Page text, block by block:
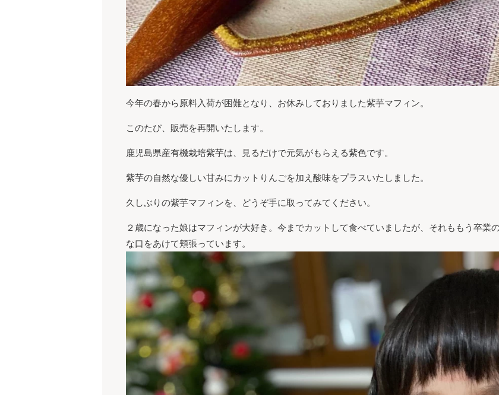
今年の春から原料入荷が困難となり、お休みしておりました紫芋マフィン。
このたび、販売を再開いたします。
鹿児島県産有機栽培紫芋は、見るだけで元気がもらえる紫色です。
紫芋の自然な優しい甘みにカットりんごを加え酸味をプラスいたしました。
久しぶりの紫芋マフィンを、どうぞ手に取ってみてください。
２歳になった娘はマフィンが大好き。今までカットして食べていましたが、それももう卒業
な口をあけて頬張っています。